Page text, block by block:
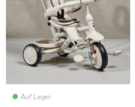
Auf Lager